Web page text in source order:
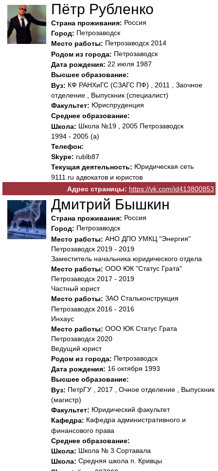
Пётр Рубленко
Страна проживания: Россия
Город: Петрозаводск
Место работы: Петрозаводск 2014
Родом из города: Петрозаводск
Дата рождения: 22 июля 1987
Высшее образование:
Вуз: КФ РАНХиГС (СЗАГС ПФ) , 2011 , Заочное
отделение , Выпускник (специалист)
Факультет: Юриспруденция
Среднее образование:
Школа: Школа №19 , 2005 Петрозаводск
1994 - 2005 (а)
Телефон:
Skype: rublb87
Текущая деятельность: Юридическая сеть
9111.ru адвокатов и юристов
Адрес страницы: https://vk.com/id413800853
Дмитрий Бышкин
Страна проживания: Россия
Город: Петрозаводск
Место работы: АНО ДПО УМКЦ "Энергия"
Петрозаводск 2019 - 2019
Заместитель начальника юридического отдела
Место работы: ООО ЮК "Статус Грата"
Петрозаводск 2017 - 2019
Частный юрист
Место работы: ЗАО Стальконструкция
Петрозаводск 2016 - 2016
Инхаус
Место работы: ООО ЮК Статус Грата
Петрозаводск 2020
Ведущий юрист
Родом из города: Петрозаводск
Дата рождения: 16 октября 1993
Высшее образование:
Вуз: ПетрГУ , 2017 , Очное отделение , Выпускник
(магистр)
Факультет: Юридический факультет
Кафедра: Кафедра административного и
финансового права
Среднее образование:
Школа: Школа № 3 Сортавала
Школа: Средняя школа п. Кривцы